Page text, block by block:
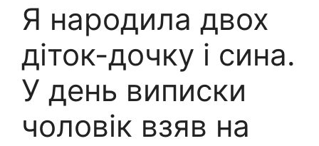
Я народила двох
діток-дочку і сина.
У день виписки
чоловік взяв на